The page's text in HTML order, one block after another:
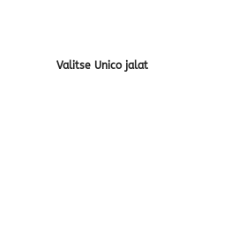
Valitse Unico jalat